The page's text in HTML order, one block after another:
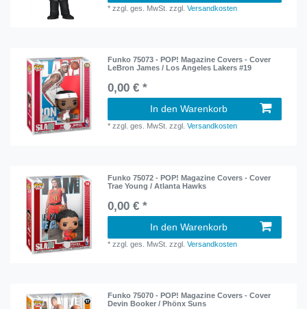
*zzgl. ges. MwSt. zzgl.Versandkosten
Funko 75073 - POP! Magazine Covers - Cover
LeBron James / Los Angeles Lakers #19
0,00 € *
In den Warenkorb
*zzgl. ges. MwSt. zzgl.Versandkosten
Funko 75072 - POP! Magazine Covers - Cover
Trae Young / Atlanta Hawks
0,00 € *
In den Warenkorb
*zzgl. ges. MwSt. zzgl.Versandkosten
Funko 75070 - POP! Magazine Covers - Cover
Devin Booker / Phönx Suns